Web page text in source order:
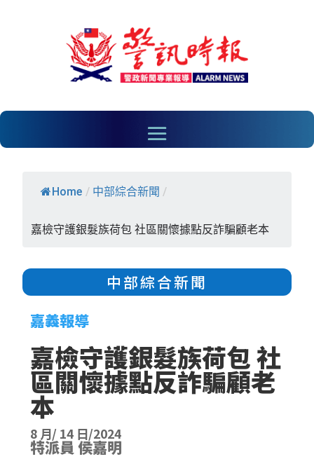
Home / 中部綜合新聞 /
嘉檢守護銀髮族荷包 社區關懷據點反詐騙顧老本
中部綜合新聞
嘉義報導
嘉檢守護銀髮族荷包 社
區關懷據點反詐騙顧老
本
8 月/ 14 日/2024
特派員 侯嘉明